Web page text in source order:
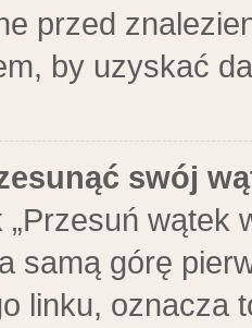
przed
by uzyskać
swój
„Przesuń wątek
samą górę
linku, oznacza